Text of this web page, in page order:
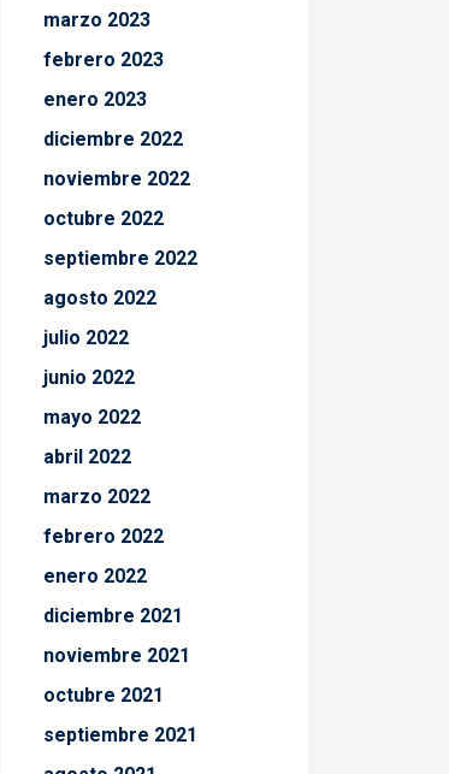
marzo 2023
febrero 2023
enero 2023
diciembre 2022
noviembre 2022
octubre 2022
septiembre 2022
agosto 2022
julio 2022
junio 2022
mayo 2022
abril 2022
marzo 2022
febrero 2022
enero 2022
diciembre 2021
noviembre 2021
octubre 2021
septiembre 2021